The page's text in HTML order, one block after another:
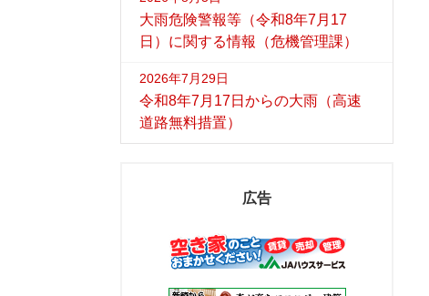
大雨危険警報等（令和8年7月17
日）に関する情報（危機管理課）
2026年7月29日
令和8年7月17日からの大雨（高速
道路無料措置）
広告